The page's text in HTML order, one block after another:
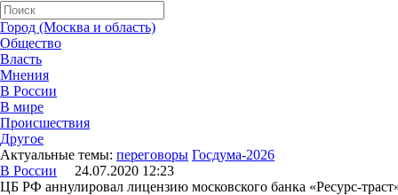
Город (Москва и область)
Общество
Власть
Мнения
В России
В мире
Происшествия
Другое
Актуальные темы: переговоры Госдума-2026
В России 24.07.2020 12:23
ЦБ РФ аннулировал лицензию московского банка «Ресурс-